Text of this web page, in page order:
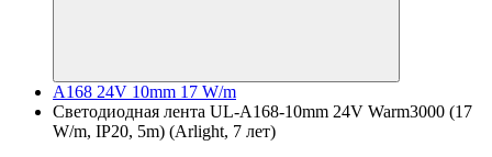
A168 24V 10mm 17 W/m
Светодиодная лента UL-A168-10mm 24V Warm3000 (17
W/m, IP20, 5m) (Arlight, 7 лет)